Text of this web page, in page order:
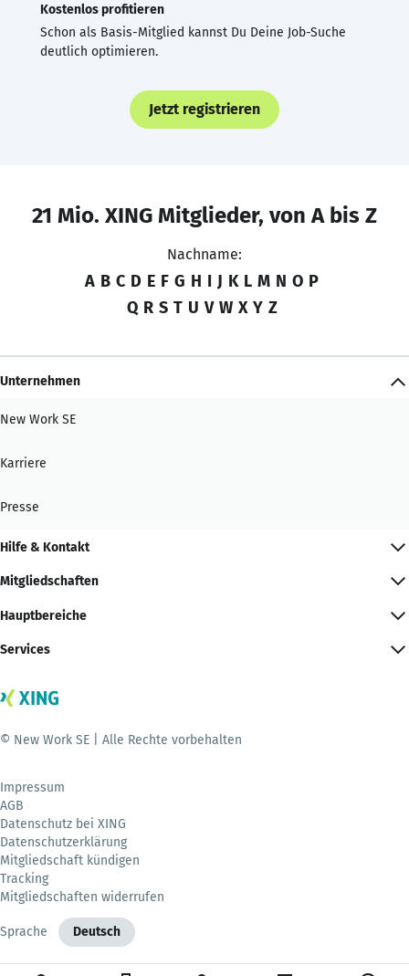
Kostenlos profitieren
Schon als Basis-Mitglied kannst Du Deine Job-Suche
deutlich optimieren.
Jetzt registrieren
21 Mio. XING Mitglieder, von A bis Z
Nachname:
A B C D E F G H I J K L M N O P
Q R S T U V W X Y Z
Unternehmen
New Work SE
Karriere
Presse
Hilfe & Kontakt
Mitgliedschaften
Hauptbereiche
Services
© New Work SE | Alle Rechte vorbehalten
Impressum
AGB
Datenschutz bei XING
Datenschutzerklärung
Mitgliedschaft kündigen
Tracking
Mitgliedschaften widerrufen
Sprache Deutsch